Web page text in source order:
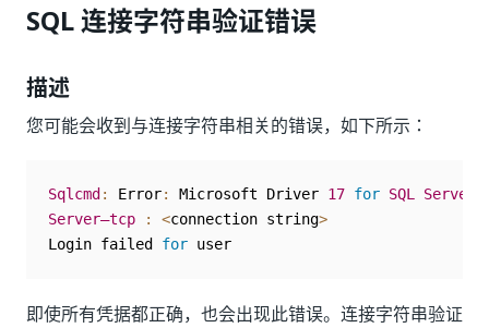
SQL 连接字符串验证错误
描述
您可能会收到与连接字符串相关的错误，如下所示：
Sqlcmd : Error: Microsoft Driver 17 for SQL Server
Server—tcp
: <connection string>
Login failed for user
即使所有凭据都正确，也会出现此错误。连接字符串验证